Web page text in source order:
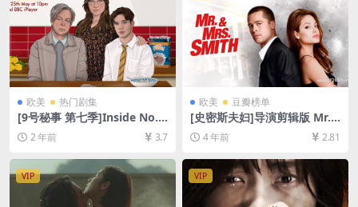
欧美 热门剧集
[9号秘事 第七季]Inside No. 9
Season 7 (2022)[百度网盘
+夸克网盘1080P超清未删减
资源][网盘在线播放/下载][MP
4/6.8GB][中英字幕]
2 年前 3.7
欧美 豆瓣榜单
[史密斯夫妇]导演剪辑版 Mr.
& Mrs. Smith (2005)[百度网
盘+迅雷云盘资源1080P超清
未删减][MP4/8GB][中英字幕]
4 年前 2.81
VIP VIP